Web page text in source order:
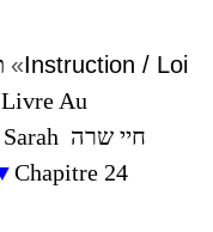
«Instruction / Loi
Au
חיי שרה
Chapitre 24